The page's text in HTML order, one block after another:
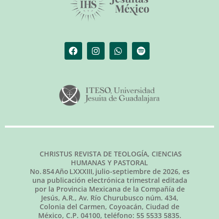
CHRISTUS REVISTA DE TEOLOGÍA, CIENCIAS
HUMANAS Y PASTORAL
No.854Año LXXXIII, julio-septiembre de 2026, es
una publicación electrónica trimestral editada
por la Provincia Mexicana de la Compañía de
Jesús, A.R., Av. Río Churubusco núm. 434,
Colonia del Carmen, Coyoacán, Ciudad de
México, C.P. 04100, teléfono: 55 5533 5835.